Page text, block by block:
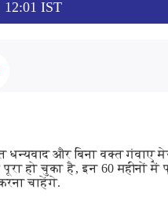
IST
और बिना वक्त गंवाए
हो चुका है, इन 60 महीनों में
चाहेंगे.